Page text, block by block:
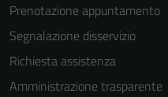
Prenotazione appuntamento
Segnalazione disservizio
Richiesta assistenza
Amministrazione trasparente